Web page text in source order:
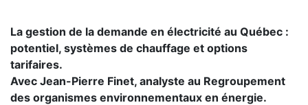
La gestion de la demande en électricité au Québec :
potentiel, systèmes de chauffage et options
tarifaires.
Avec Jean-Pierre Finet, analyste au Regroupement
des organismes environnementaux en énergie.